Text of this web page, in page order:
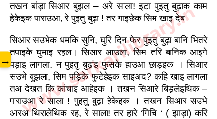
तखन बांड़ा सिआर बुझल – अरे साला! इटा पुइतु बुढ़ाक काम
हेकेइक पाराउआ, रे पुइतु बुढ़ा ! तर गाइछेक सिम खाइ देब
सिआर सउभेक धमकि सुनि, घुरि दिन फेर पुइतु बुढ़ा बानि भितरे
तपाइके घुमाइ रहल। सिआर आउला, सिम तरि बानिक आइगे
पड़ाइ लागला, न पुइतु बुढ़ांइ फुसके हाउआ छाड़इक । सिआर
सउभे बुझला, सिम पड़िके फुटेहेइक साइअद? कहि खाइ लागला
तअ देखत कि कांचाइ आहेइक । तखन सिआरे बिड़लेइथिक –
पाराउआ रे साला ! पुइतु बुढ़ा हेकेइक । तखन सिआर सउभे
आरअ थिरालेथिक रह, रे साला! तर हारे ‘गिचि ‘ ( झाड़ा) करि
www.sarkarilibrary.in
→